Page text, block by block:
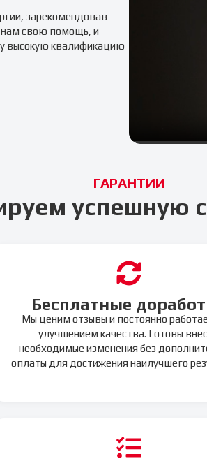
, зарекомендовав
нам свою помощь, и
высокую квалификацию
ГАРАНТИИ
успешную
Бесплатные
Мы ценим отзывы и постоянно
улучшением качества. Готовы
необходимые изменения без
оплаты для достижения наилучшего